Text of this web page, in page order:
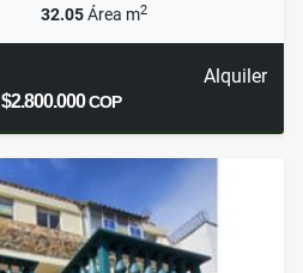
32.05Área m2
Alquiler
$2.800.000COP